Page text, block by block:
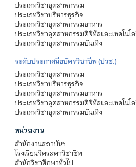
ประเภทวิชาอุตสาหกรรม
ประเภทวิชาบริหารธุรกิจ
ประเภทวิชาอุตสาหกรรมอาหาร
ประเภทวิชาอุตสาหกรรมดิจิทัลและเทคโนโ
ประเภทวิชาอุตสาหกรรมบันเทิง
ระดับประกาศนียบัตรวิชาชีพ (ปวช.)
ประเภทวิชาอุตสาหกรรม
ประเภทวิชาบริหารธุรกิจ
ประเภทวิชาอุตสาหกรรมอาหาร
ประเภทวิชาอุตสาหกรรมดิจิทัลและเทคโนโ
ประเภทวิชาอุตสาหกรรมบันเทิง
หน่วยงาน
สำนักงานสถาบันฯ
โรงเรียนจิตรลดาวิชาชีพ
สำนักวิชาศึกษาทั่วไป